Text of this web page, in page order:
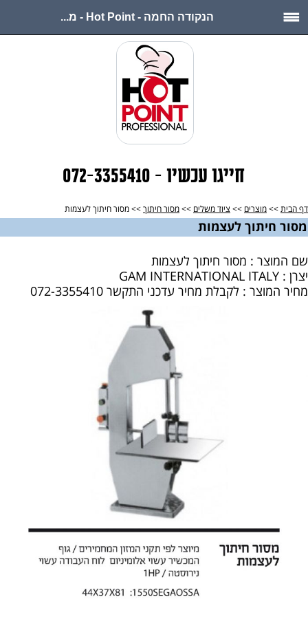
הנקודה החמה - Hot Point - מ...
חייגו עכשיו - 072-3355410
דף הבית >> מוצרים >> ציוד משלים >> מסור חיתוך >> מסור חיתוך לעצמות
מסור חיתוך לעצמות
שם המוצר : מסור חיתוך לעצמות
יצרן : GAM INTERNATIONAL ITALY
מחיר המוצר : לקבלת מחיר עדכני התקשר 072-3355410